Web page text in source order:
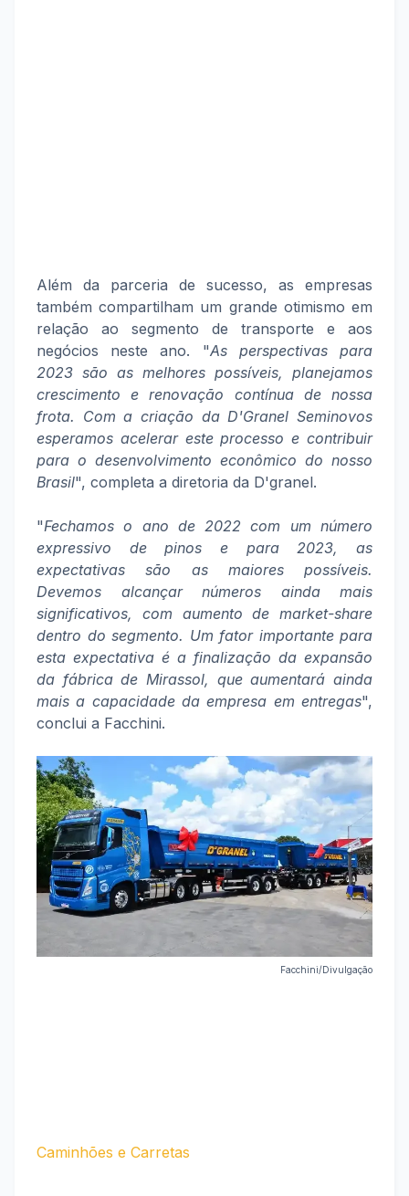
Além da parceria de sucesso, as empresas
também compartilham um grande otimismo em
relação ao segmento de transporte e aos
negócios neste ano. "As perspectivas para
2023 são as melhores possíveis, planejamos
crescimento e renovação contínua de nossa
frota. Com a criação da D'Granel Seminovos
esperamos acelerar este processo e contribuir
para o desenvolvimento econômico do nosso
Brasil", completa a diretoria da D'granel.
"Fechamos o ano de 2022 com um número
expressivo de pinos e para 2023, as
expectativas são as maiores possíveis.
Devemos alcançar números ainda mais
significativos, com aumento de market-share
dentro do segmento. Um fator importante para
esta expectativa é a finalização da expansão
da fábrica de Mirassol, que aumentará ainda
mais a capacidade da empresa em entregas",
conclui a Facchini.
Facchini/Divulgação
Caminhões e Carretas